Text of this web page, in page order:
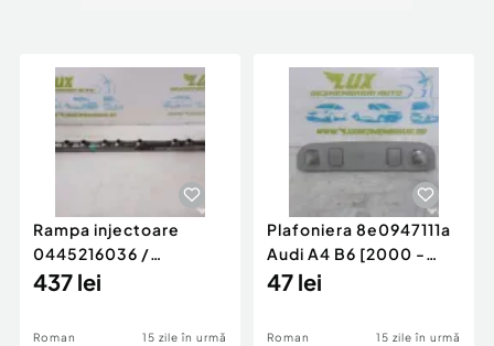
Rampa injectoare
0445216036 /
780542302 3.0 d 313
437 lei
Roman 15 zile în urmă
Plafoniera 8e0947111a
Audi A4 B6 [2000 -
2005]
47 lei
Roman 15 zile în urmă